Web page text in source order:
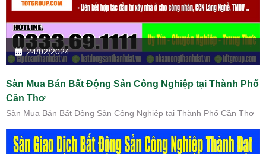
24/02/2024
Sàn Mua Bán Bất Động Sản Công Nghiệp tại Thành Phố
Cần Thơ
Sàn Mua Bán Bất Động Sản Công Nghiệp tại Thành Phố Cần Thơ